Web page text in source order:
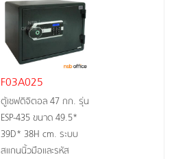
F03A025
ตู้เซฟดิจิตอล 47 กก. รุ่น
ESP-435 ขนาด 49.5*
39D* 38H cm. ระบบ
สแกนนิ้วมือและรหัส